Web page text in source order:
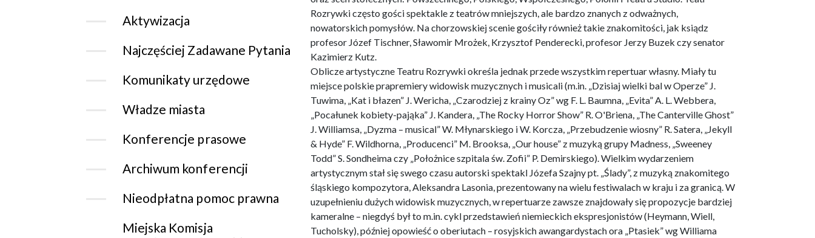
Aktywizacja
Najczęściej Zadawane Pytania
Komunikaty urzędowe
Władze miasta
Konferencje prasowe
Archiwum konferencji
Nieodpłatna pomoc prawna
Miejska Komisja
Rozrywki często gości spektakle z teatrów mniejszych, ale bardzo znanych z odważnych,
nowatorskich pomysłów. Na chorzowskiej scenie gościły również takie znakomitości, jak ksiądz
profesor Józef Tischner, Sławomir Mrożek, Krzysztof Penderecki, profesor Jerzy Buzek czy senator
Kazimierz Kutz.
Oblicze artystyczne Teatru Rozrywki określa jednak przede wszystkim repertuar własny. Miały tu
miejsce polskie prapremiery widowisk muzycznych i musicali (m.in. „Dzisiaj wielki bal w Operze” J.
Tuwima, „Kat i błazen” J. Wericha, „Czarodziej z krainy Oz” wg F. L. Baumna, „Evita” A. L. Webbera,
„Pocałunek kobiety-pająka” J. Kandera, „The Rocky Horror Show” R. O'Briena, „The Canterville Ghost”
J. Williamsa, „Dyzma – musical” W. Młynarskiego i W. Korcza, „Przebudzenie wiosny” R. Satera, „Jekyll
& Hyde” F. Wildhorna, „Producenci” M. Brooksa, „Our house” z muzyką grupy Madness, „Sweeney
Todd” S. Sondheima czy „Położnice szpitala św. Zofii” P. Demirskiego). Wielkim wydarzeniem
artystycznym stał się swego czasu autorski spektakl Józefa Szajny pt. „Ślady”, z muzyką znakomitego
śląskiego kompozytora, Aleksandra Lasonia, prezentowany na wielu festiwalach w kraju i za granicą. W
uzupełnieniu dużych widowisk muzycznych, w repertuarze zawsze znajdowały się propozycje bardziej
kameralne – niegdyś był to m.in. cykl przedstawień niemieckich ekspresjonistów (Heymann, Wiell,
Tucholsky), później opowieść o oberiutach – rosyjskich awangardystach ora „Ptasiek” wg Williama